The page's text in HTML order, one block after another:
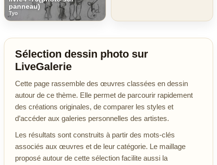
panneau)
Tyo
Sélection dessin photo sur
LiveGalerie
Cette page rassemble des œuvres classées en dessin
autour de ce thème. Elle permet de parcourir rapidement
des créations originales, de comparer les styles et
d’accéder aux galeries personnelles des artistes.
Les résultats sont construits à partir des mots-clés
associés aux œuvres et de leur catégorie. Le maillage
proposé autour de cette sélection facilite aussi la